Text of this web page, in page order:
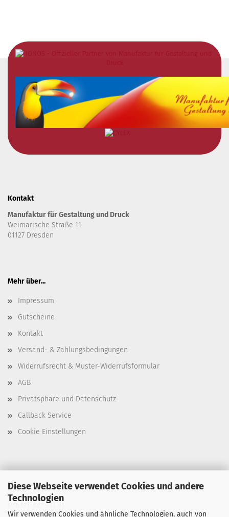
Diese Webseite verwendet Cookies und andere
Technologien
Wir verwenden Cookies und ähnliche Technologien, auch von
Kontakt
Manufaktur für Gestaltung und Druck
Weimarische Straße 11
01127 Dresden
Mehr über...
Impressum
Gutscheine
Kontakt
Versand- & Zahlungsbedingungen
Widerrufsrecht & Muster-Widerrufsformular
AGB
Privatsphäre und Datenschutz
Callback Service
Cookie Einstellungen
T. 0351 647 544 93
F. 0351 647 544 97